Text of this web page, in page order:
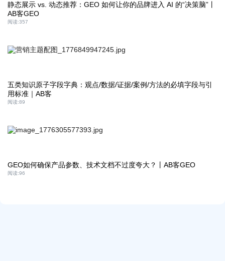
静态展示 vs. 动态推荐：GEO 如何让你的品牌进入 AI 的“决策脑”丨
AB客GEO
阅读:357
五类知识原子字段字典：观点/数据/证据/案例/方法的必填字段与引
用标准｜AB客
阅读:89
GEO如何确保产品参数、技术文档不过度夸大？丨AB客GEO
阅读:96